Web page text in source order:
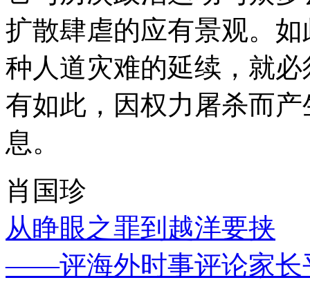
扩散肆虐的应有景观。
种人道灾难的延续，就
有如此，因权力屠杀而
息。
肖国珍
从睁眼之罪到越洋要挟
——评海外时事评论家长